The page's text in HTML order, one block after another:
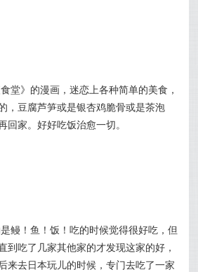
堂》的漫画，迷恋上各种简单的美食，
，豆腐芦笋或是银杏鸡脆骨或是茶泡
回家。好好吃饭治愈一切。
鳗！鱼！饭！吃的时候觉得很好吃，但
到吃了几家其他家的才发现这家的好，
来去日本玩儿的时候，专门去吃了一家